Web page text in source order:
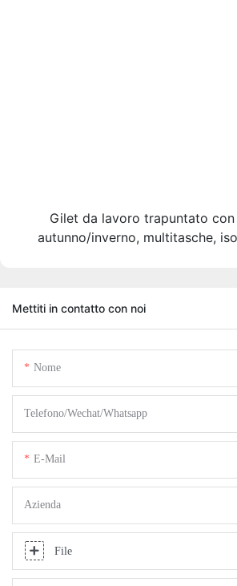
Gilet da lavoro trapuntato
autunno/inverno, multitasche,
Mettiti in contatto con noi
Nome
Telefono/Wechat/Whatsapp
E-Mail
Azienda
File